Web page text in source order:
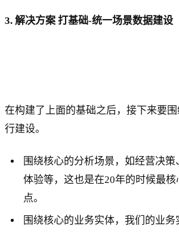
3. 解决方案 打基础-统一场景数据建设
在构建了上面的基础之后，接下来要
行建设。
围绕核心的分析场景，如经营决
体验等，这也是在20年的时候最
点。
围绕核心的业务实体，我们的业务